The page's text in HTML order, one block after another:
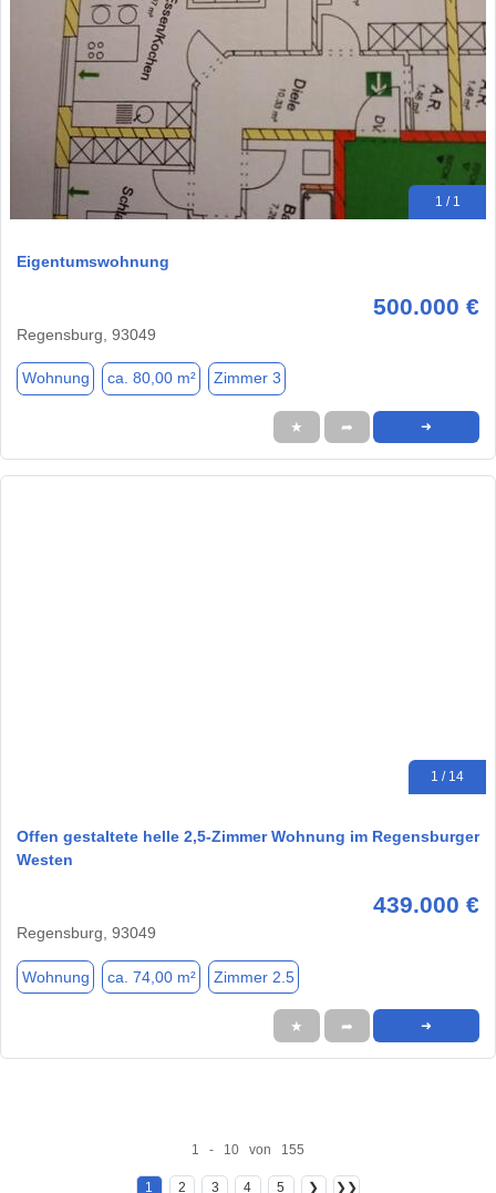
1 / 1
Eigentumswohnung
500.000 €
Regensburg, 93049
Wohnung ca. 80,00 m² Zimmer 3
★ ➦ ➜
1 / 14
Offen gestaltete helle 2,5-Zimmer Wohnung im Regensburger
Westen
439.000 €
Regensburg, 93049
Wohnung ca. 74,00 m² Zimmer 2.5
★ ➦ ➜
1 - 10 von 155
1 2 3 4 5 ❯ ❯❯